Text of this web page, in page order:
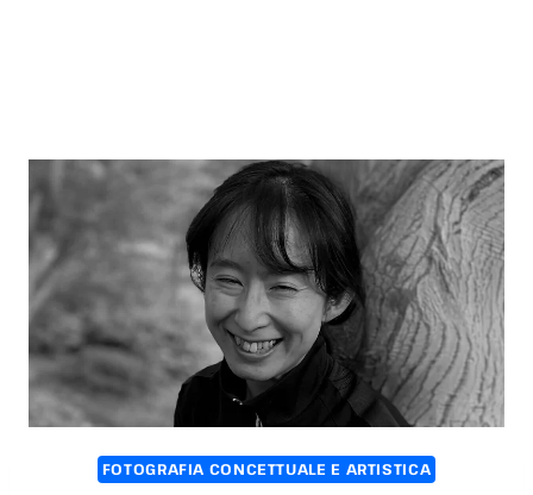
FOTOGRAFIA CONCETTUALE E ARTISTICA